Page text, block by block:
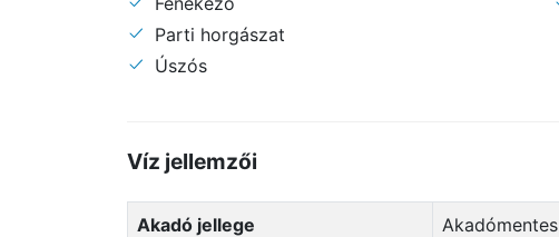
Parti horgászat
Úszós
Víz jellemzői
Akadó jellege Akadómentes